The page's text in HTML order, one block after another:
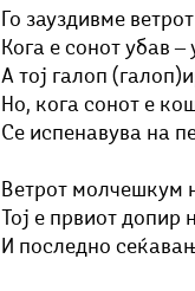
Го зауздивме
Кога е сонот убав ‒
А тој галоп
Но, кога сонот е
Се испенавува на
Ветрот молчешкум
Тој е првиот допир
И последно